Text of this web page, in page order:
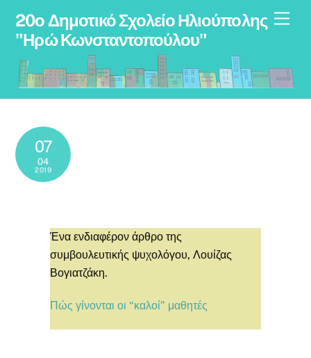
content
20ο Δημοτικό Σχολείο Ηλιούπολης
"Ηρώ Κωνσταντοπούλου"
07
04
2019
Ένα ενδιαφέρον άρθρο της
συμβουλευτικής ψυχολόγου, Λουίζας
Βογιατζάκη.
Πώς γίνονται οι “καλοί” μαθητές